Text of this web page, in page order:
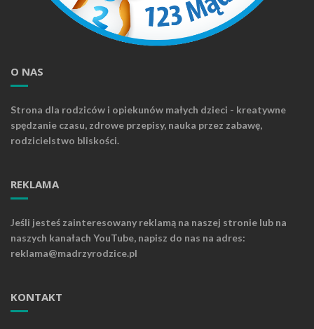
O NAS
Strona dla rodziców i opiekunów małych dzieci - kreatywne
spędzanie czasu, zdrowe przepisy, nauka przez zabawę,
rodzicielstwo bliskości.
REKLAMA
Jeśli jesteś zainteresowany reklamą na naszej stronie lub na
naszych kanałach YouTube, napisz do nas na adres:
reklama@madrzyrodzice.pl
KONTAKT